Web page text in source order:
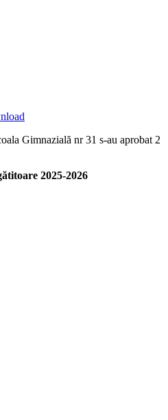
Gimnazială nr 31 s-au aprobat 2
2025-2026